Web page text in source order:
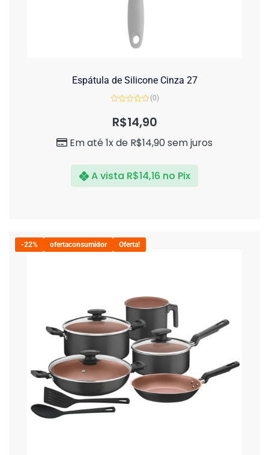
Espátula de Silicone Cinza 27
de
(0)
R$14,90
Em até 1x de R$14,90sem juros
A vista R$14,16 no Pix
-22% ofertaconsumidor Oferta!